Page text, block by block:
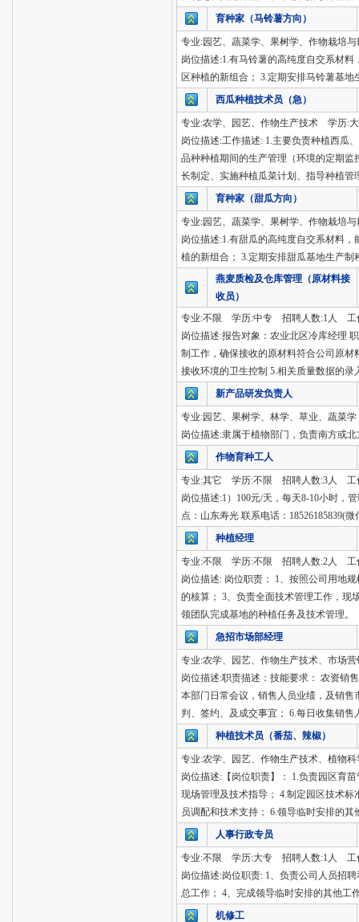
育种家（马铃薯方向）
专业:园艺、蔬菜学、果树学、作物栽
岗位描述:1.有马铃薯的高纯度自交系材
区种植的新组合； 3.定期安排马铃薯基
西瓜种植技术员（急）
专业:农学、园艺、作物生产技术 学历:
岗位描述:工作描述: 1.主要负责种植西瓜
品种种植期间的生产管理（环境的定期
长制定、实施种植瓜菜计划、指导种植管
育种家（甜瓜方向）
专业:园艺、蔬菜学、果树学、作物栽
岗位描述:1.有甜瓜的高纯度自交系材料
植的新组合； 3.定期安排甜瓜基地生产
燕麦质检及仓库管理（原材料接
收员）
专业:不限 学历:中专 招聘人数:1人 工
岗位描述:报告对象：农业北区冷库经理
制工作，确保接收的原材料符合公司原材
接收环境的卫生控制 5.相关质量数据的录
新产品研发负责人
专业:园艺、果树学、林学、草业、蔬
岗位描述:隶属于植物部门，负责南方或
作物育种工人
专业:其它 学历:不限 招聘人数:3人 工
岗位描述:1）100元/天，每天8-10小时，
点：山东寿光 联系电话：18526185839(微
种植经理
专业:不限 学历:不限 招聘人数:2人 工
岗位描述: 岗位职责： 1、按照公司用地
的核算； 3、负责全面技术管理工作，现
领团队完成基地的种植任务及技术管理。
急招市场部经理
专业:农学、园艺、作物生产技术、市
岗位描述:职责描述：技能要求： 农资销
本部门日常会议，销售人员业绩，及销
判、签约、及成交事宜； 6.每日收集销
种植技术员（番茄、辣椒）
专业:农学、园艺、作物生产技术、植
岗位描述:【岗位职责】： 1.负责园区育
现场管理及技术指导； 4.制定园区技术
员调配和技术支持； 6.领导临时安排的其
人事行政专员
专业:不限 学历:大专 招聘人数:1人 工
岗位描述:岗位职责: 1、负责公司人员招
总工作； 4、完成领导临时安排的其他工
机修工